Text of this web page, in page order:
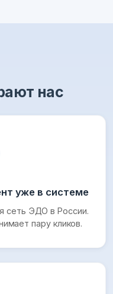
нас
уже в системе
сеть ЭДО в России.
пару кликов.